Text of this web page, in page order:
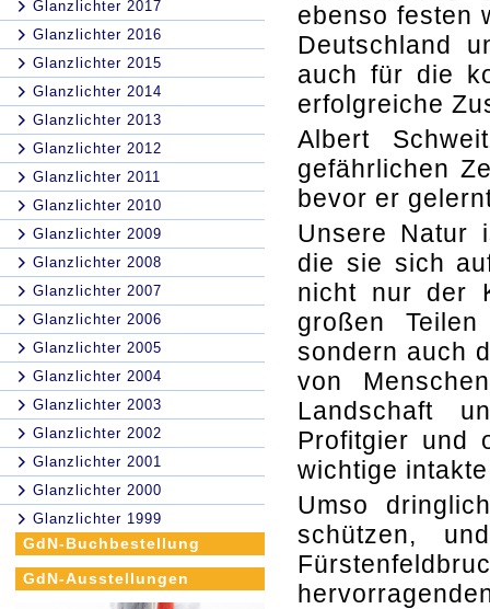
Glanzlichter 2017
Glanzlichter 2016
Glanzlichter 2015
Glanzlichter 2014
Glanzlichter 2013
Glanzlichter 2012
Glanzlichter 2011
Glanzlichter 2010
Glanzlichter 2009
Glanzlichter 2008
Glanzlichter 2007
Glanzlichter 2006
Glanzlichter 2005
Glanzlichter 2004
Glanzlichter 2003
Glanzlichter 2002
Glanzlichter 2001
Glanzlichter 2000
Glanzlichter 1999
GdN-Buchbestellung
GdN-Ausstellungen
ebenso festen
Deutschland
auch für die
erfolgreiche
Albert
gefährlichen
bevor er
Unsere Natur
die sie sich
nicht nur der
großen
sondern auch
von
Landschaft
Profitgier und
wichtige
Umso
schützen,